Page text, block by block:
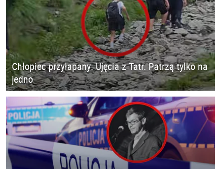
Chłopiec przyłapany. Ujęcia z Tatr. Patrzą tylko na
jedno